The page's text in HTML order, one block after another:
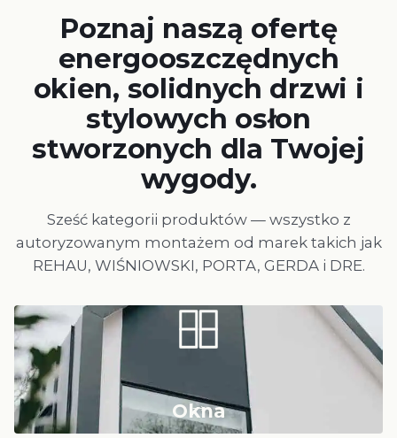
Poznaj naszą ofertę
energooszczędnych
okien, solidnych drzwi i
stylowych osłon
stworzonych dla Twojej
wygody.
Sześć kategorii produktów — wszystko z
autoryzowanym montażem od marek takich jak
REHAU, WIŚNIOWSKI, PORTA, GERDA i DRE.
Okna
→